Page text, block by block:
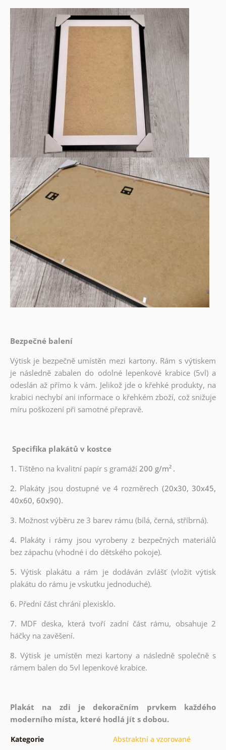
Bezpečné balení
Výtisk je bezpečně umístěn mezi kartony. Rám s výtiskem
je následně zabalen do odolné lepenkové krabice (5vl) a
odeslán až přímo k vám. Jelikož jde o křehké produkty, na
krabici nechybí ani informace o křehkém zboží, což snižuje
míru poškození při samotné přepravě.
Specifika plakátů v kostce
1. Tištěno na kvalitní papír s gramáží200 g/m² .
2. Plakáty jsou dostupné ve 4 rozměrech (20x30, 30x45,
40x60, 60x90).
3. Možnost výběru ze 3 barev rámu (bílá, černá, stříbrná).
4. Plakáty i rámy jsou vyrobeny z bezpečných materiálů
bez zápachu (vhodné i do dětského pokoje).
5.Výtisk plakátu a rám je dodáván zvlášť (vložit výtisk
plakátu do rámu je vskutku jednoduché).
6. Přední část chrání plexisklo.
7. MDF deska, která tvoří zadní část rámu, obsahuje 2
háčky na zavěšení.
8. Výtisk je umístěn mezi kartony a následně společně s
rámem balen do 5vl lepenkové krabice.
Plakát na zdi je dekoračním prvkem každého
moderního místa, které hodlá jít s dobou.
Kategorie Abstraktní a vzorované